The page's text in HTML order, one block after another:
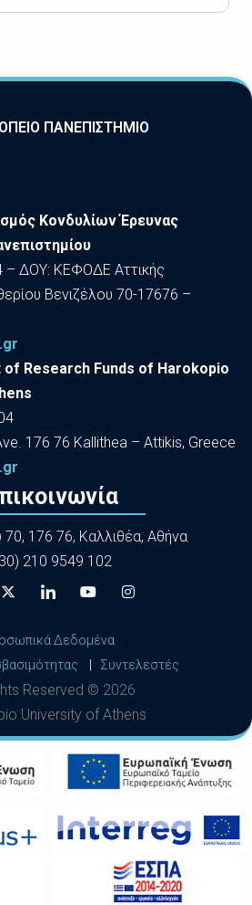
ΠΑΝΕΠΙΣΤΗΜΙΟ
Κονδυλίων Έρευνας
ΔΟΥ: ΚΕΦΟΔΕ Αττικής
Βενιζέλου 70-17676 –
Research Funds of Harokopio
176 76 Kallithea – Attikis, Greece
70, 176 76, Καλλιθέα, Αθήνα
210 9549 102
Δεδομένα
Συντελεστές
Reserved © 2026
University of Athens